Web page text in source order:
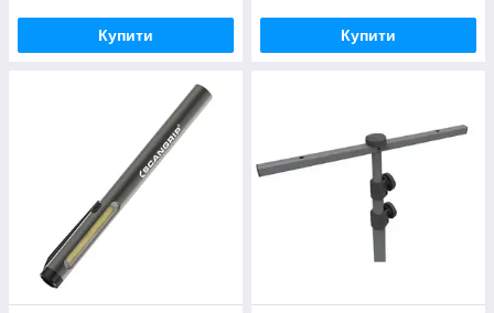
Купити Купити